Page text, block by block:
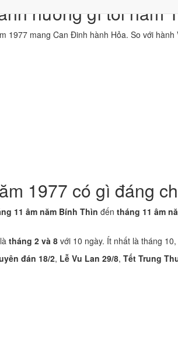
hưởng gì tới năm
1977 mang Can Đinh hành Hỏa. So với hành
1977 có gì đáng
11 âm năm Bính Thìn đến tháng 11 âm
tháng 2 và 8 với 10 ngày. Ít nhất là tháng
đán 18/2, Lễ Vu Lan 29/8, Tết Trung